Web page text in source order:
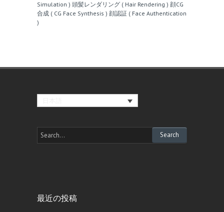
Simulation ) 頭髪レンダリング ( Hair Rendering ) 顔CG
合成 ( CG Face Synthesis ) 顔認証 ( Face Authentication
)
最近の投稿